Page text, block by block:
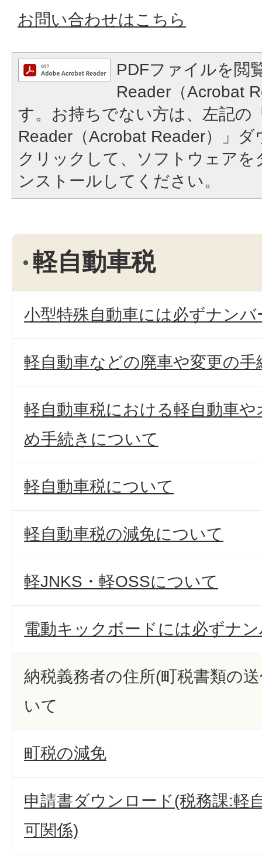
お問い合わせはこちら
PDFファイルを閲
Reader（Acrobat
す。お持ちでない方は、左記の
Reader（Acrobat Reader）」
クリックして、ソフトウェア
ンストールしてください。
軽自動車税
小型特殊自動車には必ずナン
軽自動車などの廃車や変更の
軽自動車税における軽自動車
め手続きについて
軽自動車税について
軽自動車税の減免について
軽JNKS・軽OSSについて
電動キックボードには必ずナ
納税義務者の住所(町税書類の
いて
町税の減免
申請書ダウンロード(税務課:軽
可関係)